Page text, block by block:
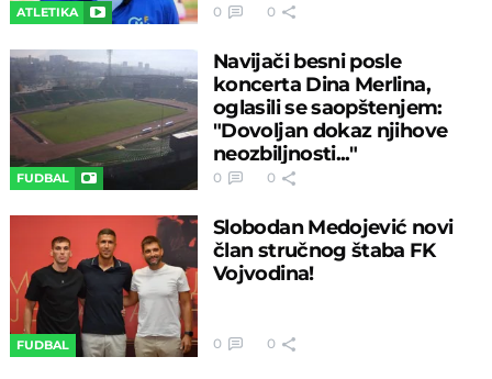
ATLETIKA 0 0
FUDBAL
Navijači besni posle
koncerta Dina Merlina,
oglasili se saopštenjem:
"Dovoljan dokaz njihove
neozbiljnosti..."
0 0
FUDBAL
Slobodan Medojević novi
član stručnog štaba FK
Vojvodina!
0 0